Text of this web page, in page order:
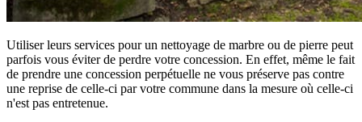
Utiliser leurs services pour un nettoyage de marbre ou de pierre peut
parfois vous éviter de perdre votre concession. En effet, même le fait
de prendre une concession perpétuelle ne vous préserve pas contre
une reprise de celle-ci par votre commune dans la mesure où celle-ci
n'est pas entretenue.